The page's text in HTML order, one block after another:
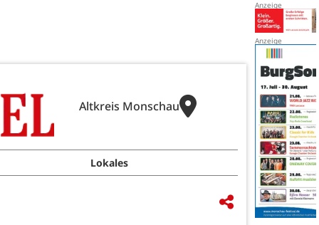
Altkreis Monschau
Lokales